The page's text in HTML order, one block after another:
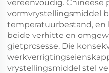
vereenvoudig. Chineese
vormvrystellingsmiddel
temperatuurbestand, en
beide verhitte en
gietprosesse. Die
vrystellingsmiddel stel